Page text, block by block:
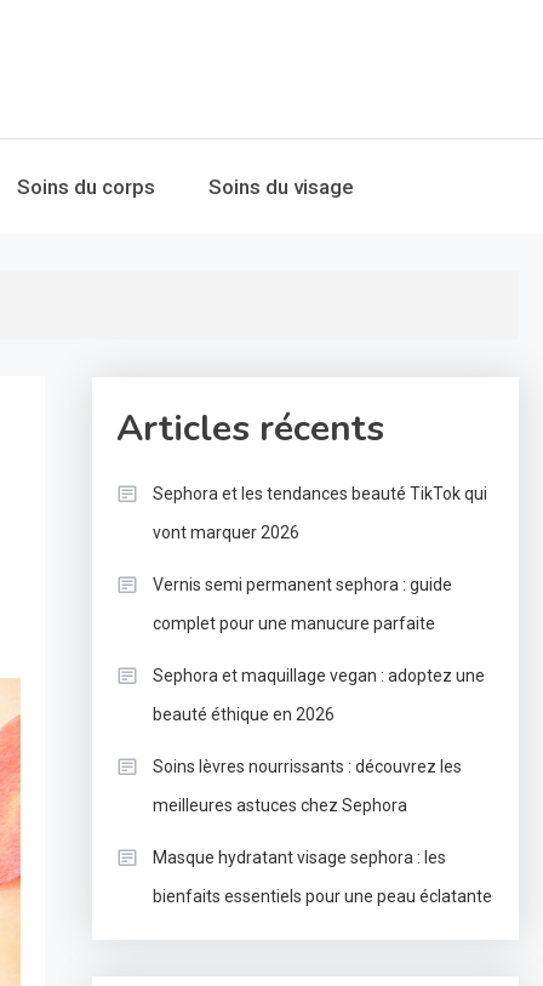
Soins du corps Soins du visage
Articles récents
Sephora et les tendances beauté TikTok qui
vont marquer 2026
Vernis semi permanent sephora : guide
complet pour une manucure parfaite
Sephora et maquillage vegan : adoptez une
beauté éthique en 2026
Soins lèvres nourrissants : découvrez les
meilleures astuces chez Sephora
Masque hydratant visage sephora : les
bienfaits essentiels pour une peau éclatante